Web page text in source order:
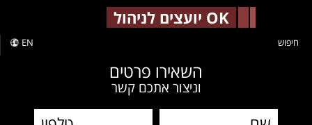
OK יועצים לניהול
EN חיפוש
השאירו פרטים
וניצור אתכם קשר